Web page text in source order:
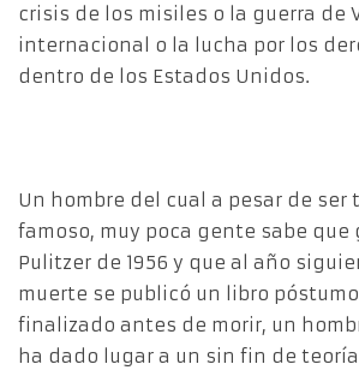
crisis de los misiles o la guerra de
internacional o la lucha por los
dentro de los Estados Unidos.
Un hombre del cual a pesar de
famoso, muy poca gente sabe que
Pulitzer de 1956 y que al año
muerte se publicó un libro
finalizado antes de morir, un
ha dado lugar a un sin fin de